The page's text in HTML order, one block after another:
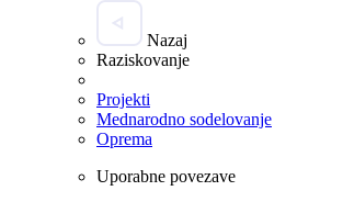
Nazaj
Raziskovanje
Projekti
Mednarodno sodelovanje
Oprema
Uporabne povezave